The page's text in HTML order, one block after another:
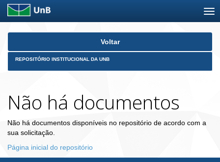
Skip
Voltar
REPOSITÓRIO INSTITUCIONAL DA UNB
Não há documentos
Não há documentos disponíveis no repositório de acordo com a
sua solicitação.
Página inicial do repositório